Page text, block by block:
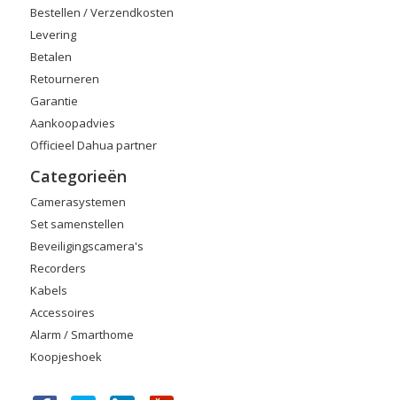
Bestellen / Verzendkosten
Levering
Betalen
Retourneren
Garantie
Aankoopadvies
Officieel Dahua partner
Categorieën
Camerasystemen
Set samenstellen
Beveiligingscamera's
Recorders
Kabels
Accessoires
Alarm / Smarthome
Koopjeshoek